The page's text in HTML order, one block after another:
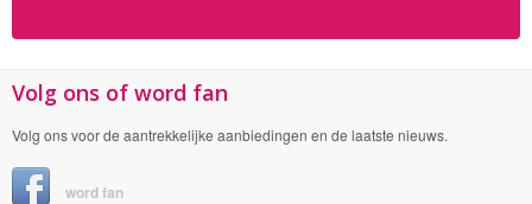
Volg ons of word fan
Volg ons voor de aantrekkelijke aanbiedingen en de laatste nieuws.
word fan